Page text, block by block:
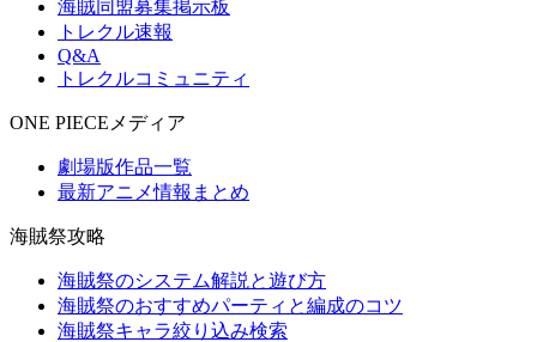
海賊同盟募集掲示板
トレクル速報
Q&A
トレクルコミュニティ
ONE PIECEメディア
劇場版作品一覧
最新アニメ情報まとめ
海賊祭攻略
海賊祭のシステム解説と遊び方
海賊祭のおすすめパーティと編成のコツ
海賊祭キャラ絞り込み検索